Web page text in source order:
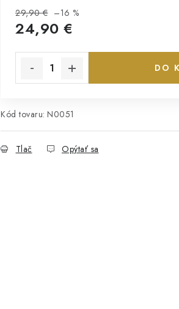
29,90 € –16 %
24,90 €
DO
Kód tovaru: N0051
Tlač Opýtať sa